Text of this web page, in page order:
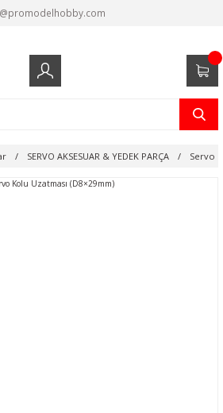
@promodelhobby.com
SERVO AKSESUAR & YEDEK PARÇA Servo